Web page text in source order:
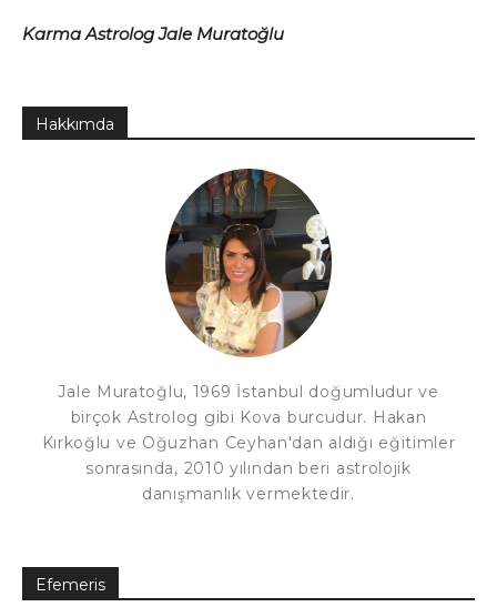
Karma Astrolog Jale Muratoğlu
Hakkımda
Jale Muratoğlu, 1969 İstanbul doğumludur ve
birçok Astrolog gibi Kova burcudur. Hakan
Kırkoğlu ve Oğuzhan Ceyhan'dan aldığı eğitimler
sonrasında, 2010 yılından beri astrolojik
danışmanlık vermektedir.
Efemeris